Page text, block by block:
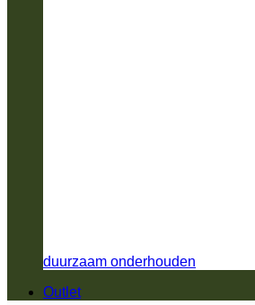
duurzaam onderhouden
Outlet